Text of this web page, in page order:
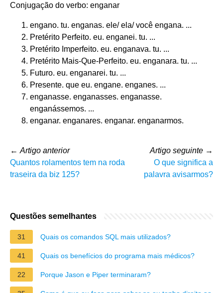
Conjugação do verbo: enganar
engano. tu. enganas. ele/ ela/ você engana. ...
Pretérito Perfeito. eu. enganei. tu. ...
Pretérito Imperfeito. eu. enganava. tu. ...
Pretérito Mais-Que-Perfeito. eu. enganara. tu. ...
Futuro. eu. enganarei. tu. ...
Presente. que eu. engane. enganes. ...
enganasse. enganasses. enganasse.
enganássemos. ...
enganar. enganares. enganar. enganarmos.
← Artigo anterior
Quantos rolamentos tem na roda
traseira da biz 125?
Artigo seguinte →
O que significa a
palavra avisarmos?
Questões semelhantes
31 Quais os comandos SQL mais utilizados?
41 Quais os benefícios do programa mais médicos?
22 Porque Jason e Piper terminaram?